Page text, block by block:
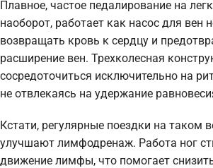
Плавное, частое педалирование на
наоборот, работает как насос для вен
возвращать кровь к сердцу и
расширение вен. Трехколесная
сосредоточиться исключительно на
не отвлекаясь на удержание
Кстати, регулярные поездки на таком
улучшают лимфодренаж. Работа ног
движение лимфы, что помогает